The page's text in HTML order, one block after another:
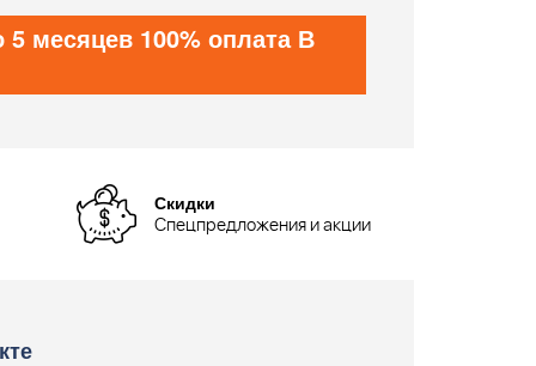
5 месяцев 100% оплата В
Скидки
Спецпредложения и акции